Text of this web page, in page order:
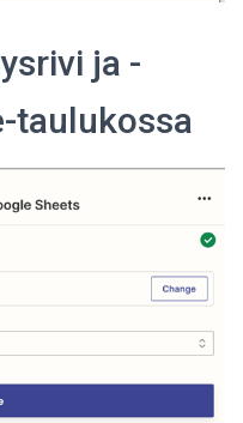
ja -
taulukossa